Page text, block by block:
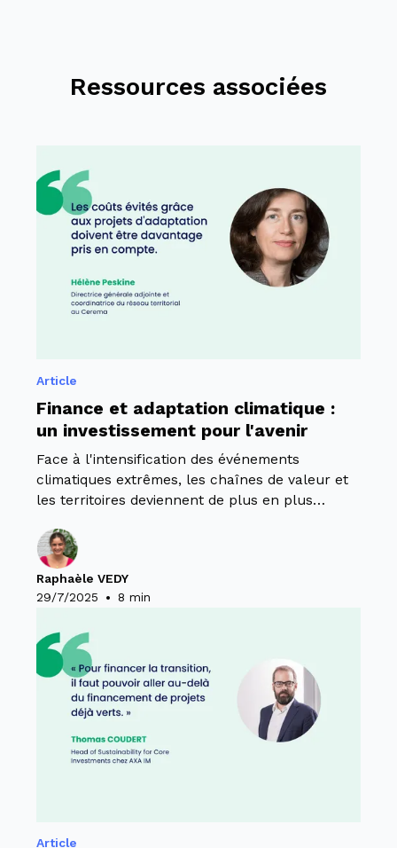
Ressources associées
Article
Finance et adaptation climatique :
un investissement pour l'avenir
Face à l'intensification des événements
climatiques extrêmes, les chaînes de valeur et
les territoires deviennent de plus en plus
climatique.
Raphaèle VEDY
29/7/2025
• 8 min
Article